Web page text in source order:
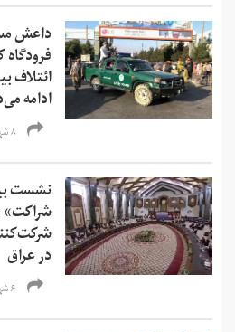
داعش
ائتلاف
ادامه
۸ شهریور ۱۴۰۰
نشست
شراکت»
در عراق
۶ شهریور ۱۴۰۰